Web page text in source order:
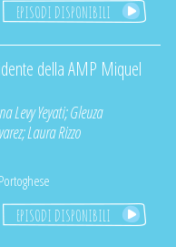
EPISODI DISPONIBILI
della AMP Miquel
Levy Yeyati;Gleuza
;Laura Rizzo
EPISODI DISPONIBILI